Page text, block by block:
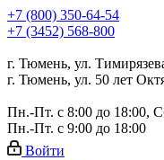
+7 (800) 350-64-54
+7 (3452) 568-800
г. Тюмень, ул.
г. Тюмень, ул. 50 лет
Пн.-Пт. с 8:00 до 18:00,
Пн.-Пт. с 9:00 до 18:00
Войти